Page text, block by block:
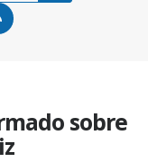
sobre